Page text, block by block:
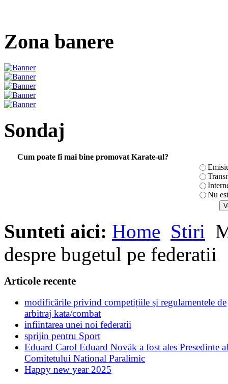
Zona banere
Sondaj
Cum poate fi mai bine promovat Karate-ul?
Nu
Sunteti aici: Home Stiri
despre bugetul pe federatii
Articole recente
modificările privind competițiile și regulamentele de
arbitraj kata/combat
infiintarea unei noi federatii
sprijin pentru Sport
Eduard Carol Eduard Novák a fost ales Presedinte al
Comitetului National Paralimic
Happy new year 2025